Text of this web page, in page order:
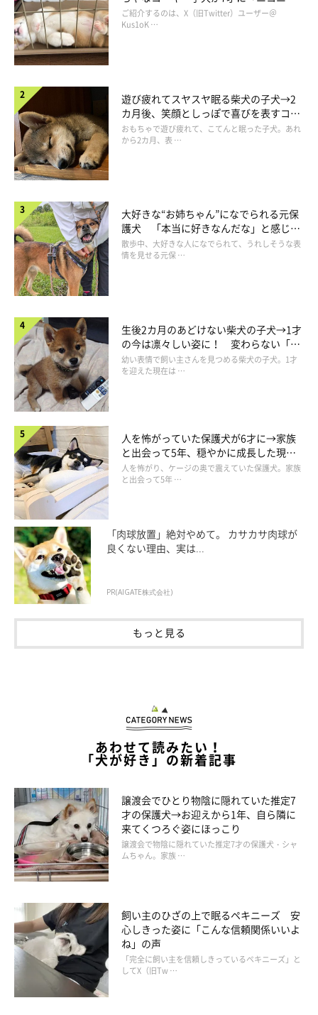
@NEAL_doganddog
また、お散歩嫌いの一面もあって、お散歩に行かないで済むよう
飼い主さん：
「この前も『お散歩の時間だよ』と伝えたところ、それまで元気
におもちゃで遊んでいたのに
んばかりに横になっていました（笑）
家からいざ出てしまえば楽しそうに歩くのですが、出るまでが面
倒くさいようで、あの手この手で回避しようとします。子犬の頃
からこんな感じで、犬は散歩が好きなものだと思っていたので、
ギャップに驚きました」
コ“コーギースマイル”が魅力のコに成
長！
ご紹介するのは、X（旧Twitter）ユーザー＠
Kus1oK …
遊び疲れてスヤスヤ眠る柴犬の子犬→2
カ月後、笑顔としっぽで喜びを表すコに
成長！
おもちゃで遊び疲れて、こてんと眠った子犬。あれ
から2カ月、表 …
大好きな“お姉ちゃん”になでられる元保
護犬 「本当に好きなんだな」と感じる
表情にほっこり
散歩中、大好きな人になでられて、うれしそうな表
情を見せる元保 …
生後2カ月のあどけない柴犬の子犬→1才
の今は凛々しい姿に！ 変わらない「く
りくりおめめ」にもほっこり
幼い表情で飼い主さんを見つめる柴犬の子犬。1才
を迎えた現在は …
人を怖がっていた保護犬が6才に→家族
と出会って5年、穏やかに成長した現在
の姿にグッとくる
人を怖がり、ケージの奥で震えていた保護犬。家族
と出会って5年 …
「肉球放置」絶対やめて。 カサカサ肉球が
良くない理由、実は...
PR(AIGATE株式会社)
もっと見る
あわせて読みたい！
「犬が好き」の新着記事
譲渡会でひとり物陰に隠れていた推定7
才の保護犬→お迎えから1年、自ら隣に
来てくつろぐ姿にほっこり
譲渡会で物陰に隠れていた推定7才の保護犬・シャ
ムちゃん。家族 …
飼い主のひざの上で眠るペキニーズ 安
心しきった姿に「こんな信頼関係いいよ
ね」の声
「完全に飼い主を信頼しきっているペキニーズ」と
してX（旧Tw …